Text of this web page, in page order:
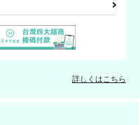
詳しくはこちら